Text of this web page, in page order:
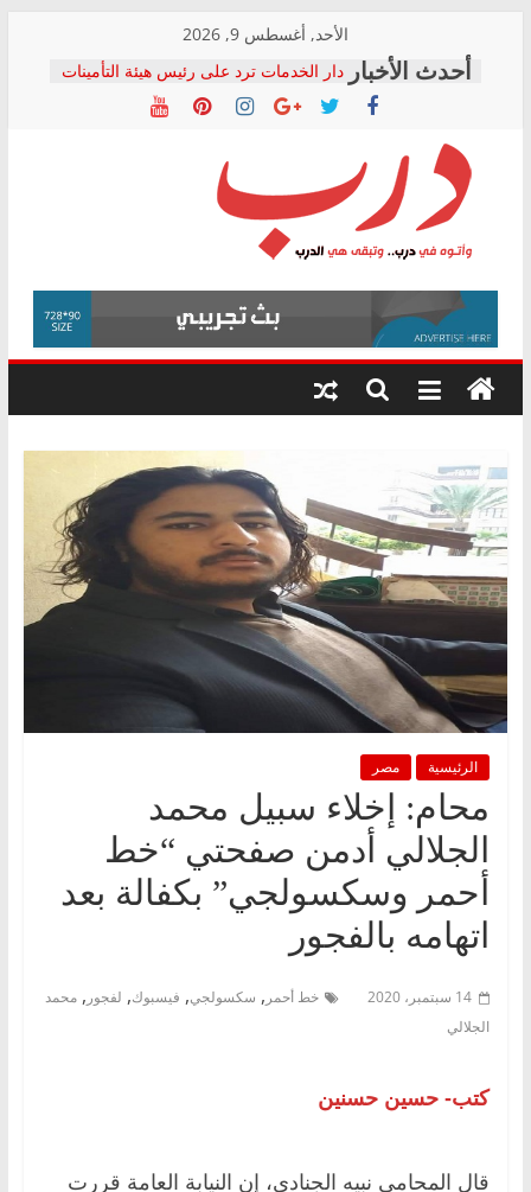
content
الأحد, أغسطس 9, 2026
دار الخدمات ترد على رئيس هيئة التأمينات
بعد مؤتمره الصحفي: إنكار الأزمة لا ينهي
معاناة أصحاب المعاشات.. ونطالب بكشف
فرحات سليمان يكتب: القطاع الصحي إلى
أين؟
حزب التحالف الشعبي يطلق لجنة “الحق
في الصحة” بالإسكندرية لرصد الانتهاكات
ودعم المرضى
الوزاري لمدينة الصحفيين.. وانتهاء أعمال
إنشاء المبنى الإداري
المجلس القومي لحقوق الإنسان يعلن
متابعة قضية الدكتور محمد زهران.. ويؤكد:
قرينة البراءة وضمانات المحاكمة العادلة
درب
وأتوه
درب..
وتبقى
هي
الرئيسية مصر
محام: إخلاء سبيل محمد
الجلالي أدمن صفحتي “خط
أحمر وسكسولجي” بكفالة بعد
اتهامه بالفجور
14 سبتمبر، 2020 خط أحمر , سكسولجي, فيسبوك, لفجور , محمد
الجلالي
كتب- حسين حسنين
قال المحامي نبيه الجنادي، إن النيابة العامة قررت